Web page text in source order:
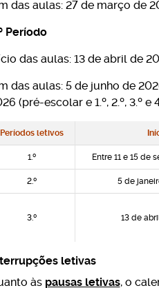
das aulas: 27 de março de
Período
das aulas: 13 de abril de
das aulas: 5 de junho de
(pré-escolar e 1.º, 2.º, 3.º e
Períodos letivos
1.º Entre 11 e 15 de
2.º 5 de
3.º 13 de
letivas
às pausas letivas, o